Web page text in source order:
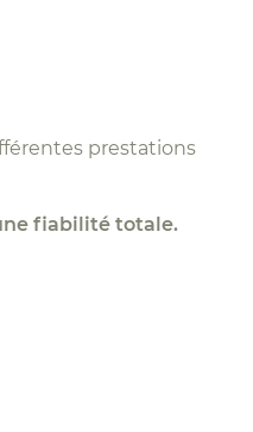
prestations
fiabilité totale.